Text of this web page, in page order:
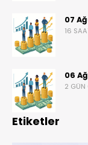
07
16
06
2 GÜN
Etiketler